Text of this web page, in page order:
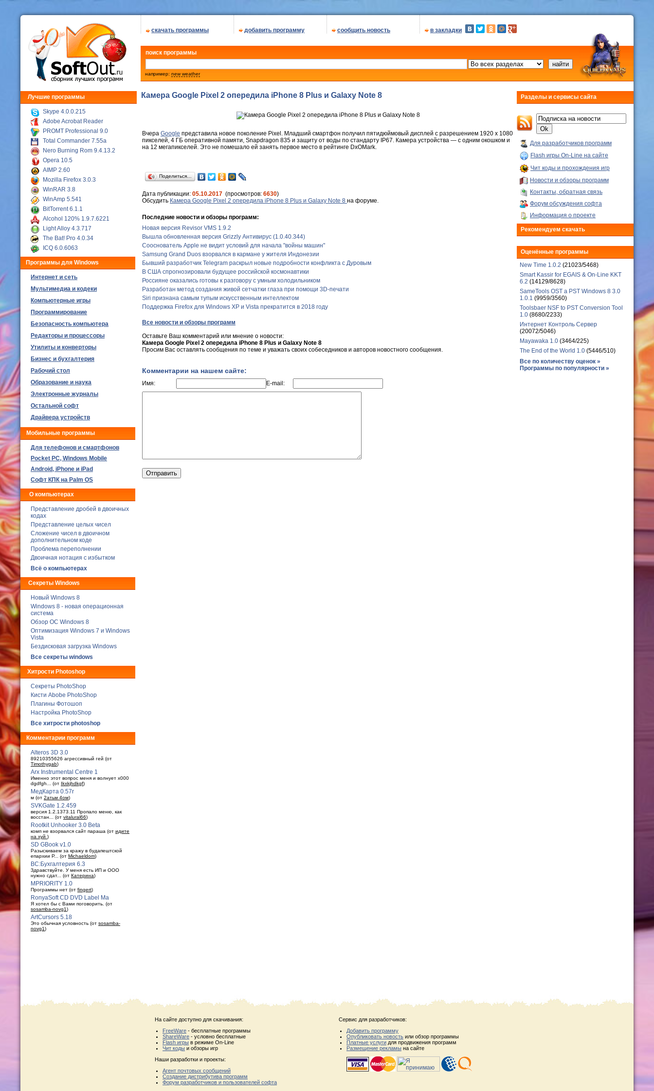
скачать программы добавить программу сообщить новость в закладки
поиск программы
например: new weather
Лучшие программы
Skype 4.0.0.215
Adobe Acrobat Reader
PROMT Professional 9.0
Total Commander 7.55a
Nero Burning Rom 9.4.13.2
Opera 10.5
AIMP 2.60
Mozilla Firefox 3.0.3
WinRAR 3.8
WinAmp 5.541
BitTorrent 6.1.1
Alcohol 120% 1.9.7.6221
Light Alloy 4.3.717
The Bat! Pro 4.0.34
ICQ 6.0.6063
Программы для Windows
Интернет и сеть
Мультимедиа и кодеки
Компьютерные игры
Программирование
Безопасность компьютера
Редакторы и процессоры
Утилиты и конверторы
Бизнес и бухгалтерия
Рабочий стол
Образование и наука
Электронные журналы
Остальной софт
Драйвера устройств
Мобильные программы
Для телефонов и смартфонов
Poсket PC, Windows Mobile
Android, iPhone и iPad
Софт КПК на Palm OS
О компьютерах
Представление дробей в двоичных
кодах
Представление целых чисел
Сложение чисел в двоичном
дополнительном коде
Проблема переполнении
Двоичная нотация с избытком
Всё о компьютерах
Секреты Windows
Новый Windows 8
Windows 8 - новая операционная
система
Обзор ОС Windows 8
Оптимизация Windows 7 и Windows
Vista
Бездисковая загрузка Windows
Все секреты windows
Хитрости Photoshop
Секреты PhotoShop
Кисти Abobe PhotoShop
Плагины Фотошоп
Настройка PhotoShop
Все хитрости photoshop
Комментарии программ
Alteros 3D 3.0
89210355626 агрессивный гей (от
Timothygab)
Arx Instrumental Centre 1
Именно этот вопрос меня и волнует x000
dgdfgh... (от Ikxkjhdkgf)
МедКарта 0.57r
м (от 2атьм 4ом)
SVKGate 1.2.459
версия 1.2.1373.11 Пропало меню, как
восстан... (от vitalural66)
Rootkit Unhooker 3.0 Beta
комп не взорвался сайт параша (от идите
на хуй )
SD GBook v1.0
Разыскиваем за кражу в будaпештской
епархии Р... (от Michaeldom)
ВС:Бухгалтерия 6.3
Здравствуйте. У меня есть ИП и ООО
нужно сдат... (от Катерина)
MPRIORITY 1.0
Программы нет (от fingert)
RonyaSoft CD DVD Label Ma
Я хотел бы с Вами поговорить. (от
sosamba-novg1)
ArtCursors 5.18
Это обычная условность (от sosamba-
novg1)
Камера Google Pixel 2 опередила iPhone 8 Plus и Galaxy Note 8
Вчера Google представила новое поколение Pixel. Младший смартфон получил пятидюймовый дисплей с разрешением 1920 х 1080
пикселей, 4 ГБ оперативной памяти, Snapdragon 835 и защиту от воды по стандарту IP67. Камера устройства — с одним окошком и
на 12 мегапикселей. Это не помешало ей занять первое место в рейтинге DxOMark.
Поделиться…
Дата публикации: 05.10.2017 (просмотров: 6630)
Обсудить Камера Google Pixel 2 опередила iPhone 8 Plus и Galaxy Note 8 на форуме.
Последние новости и обзоры программ:
Новая версия Revisor VMS 1.9.2
Вышла обновленная версия Grizzly Антивирус (1.0.40.344)
Сооснователь Apple не видит условий для начала "войны машин"
Samsung Grand Duos взорвался в кармане у жителя Индонезии
Бывший разработчик Telegram раскрыл новые подробности конфликта с Дуровым
В США спрогнозировали будущее российской космонавтики
Россияне оказались готовы к разговору с умным холодильником
Разработан метод создания живой сетчатки глаза при помощи 3D-печати
Siri признана самым тупым искусственным интеллектом
Поддержка Firefox для Windows XP и Vista прекратится в 2018 году
Все новости и обзоры программ
Оставьте Ваш комментарий или мнение о новости:
Камера Google Pixel 2 опередила iPhone 8 Plus и Galaxy Note 8
Просим Вас оставлять сообщения по теме и уважать своих собеседников и авторов новостного сообщения.
Комментарии на нашем сайте:
Имя: E-mail:
Разделы и сервисы сайта
Для разработчиков программ
Flash игры On-Line на сайте
Чит коды и прохождения игр
Новости и обзоры программ
Контакты, обратная связь
Форум обсуждения софта
Информация о проекте
Рекомендуем скачать
Оценённые программы
New Time 1.0.2 (21023/5468)
Smart Kassir for EGAIS & On-Line KKT
6.2 (14129/8628)
SameTools OST a PST Windows 8 3.0
1.0.1 (9959/3560)
Toolsbaer NSF to PST Conversion Tool
1.0 (8680/2233)
Интернет Контроль Сервер
(20072/5046)
Mayawaka 1.0 (3464/225)
The End of the World 1.0 (5446/510)
Все по количеству оценок »
Программы по популярности »
На сайте доступно для скачивания:
FreeWare - бесплатные программы
ShareWare - условно бесплатные
Flash игры в режиме On-Line
Чит коды и обзоры игр
Наши разработки и проекты:
Агент почтовых сообщений
Создание дистрибутива программ
Форум разработчиков и пользователей софта
Сервис для разработчиков:
Добавить программу
Опубликовать новость или обзор программы
Платные услуги для продвижения программ
Размещение рекламы на сайте